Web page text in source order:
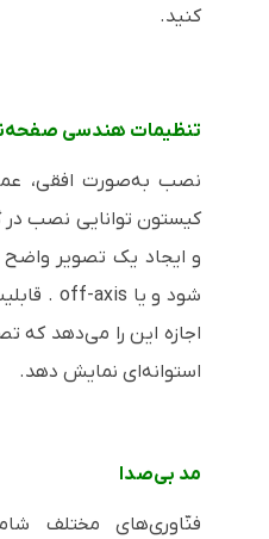
کنید.
تنظیمات هندسی
نصب به‌صورت افقی،
کیستون توانایی نصب
و ایجاد یک تصویر
شود و یا off-axis
.
اجازه این را می‌دهد که
استوانه‌ای نمایش دهد.
مد بی‌صدا
فنّاوری‌های مختلف